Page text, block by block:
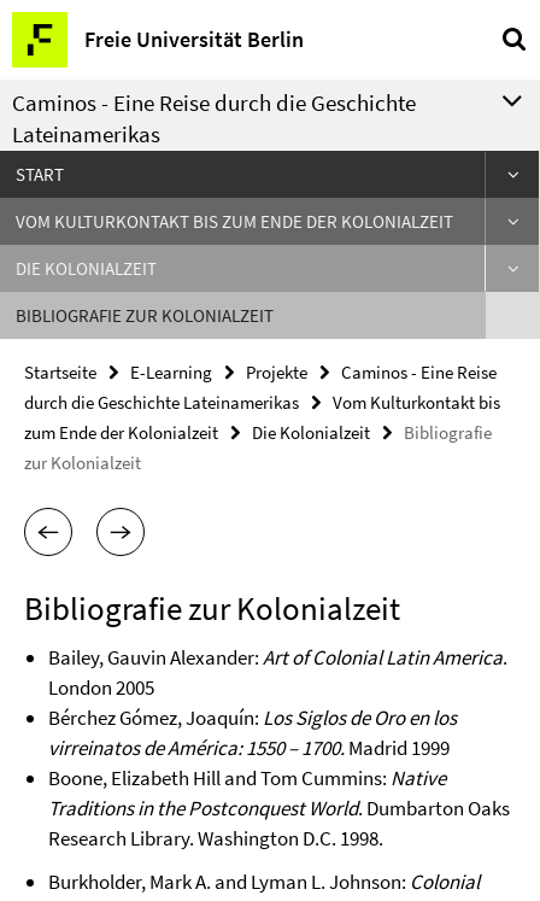
Springe
direkt
zu
Inhalt
Freie Universität Berlin
Service-
Navigation
Caminos - Eine Reise durch die Geschichte
Lateinamerikas
START
VOM KULTURKONTAKT BIS ZUM ENDE DER KOLONIALZEIT
DIE KOLONIALZEIT
BIBLIOGRAFIE ZUR KOLONIALZEIT
Startseite E-Learning Projekte
Caminos - Eine Reise
durch die Geschichte Lateinamerikas
Vom Kulturkontakt bis
zum Ende der Kolonialzeit
Die Kolonialzeit
Bibliografie
zur Kolonialzeit
Bibliografie zur Kolonialzeit
Bailey, Gauvin Alexander:Art of Colonial Latin America.
London 2005
Bérchez Gómez, Joaquín: Los Siglos de Oro en los
virreinatos de América:1550 – 1700.Madrid 1999
Boone, Elizabeth Hill and Tom Cummins: Native
Traditions in the Postconquest World. Dumbarton Oaks
Research Library. Washington D.C. 1998.
Burkholder, Mark A. and Lyman L. Johnson: Colonial